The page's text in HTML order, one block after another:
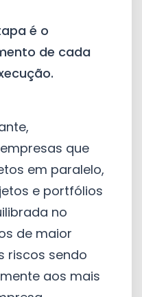
é o
de cada
que
em paralelo,
e portfólios
no
de maior
riscos sendo
aos mais